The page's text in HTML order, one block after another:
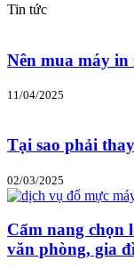
Tin tức
Nên mua máy in
11/04/2025
Tại sao phải
02/03/2025
Cẩm nang chọn
văn phòng, gia